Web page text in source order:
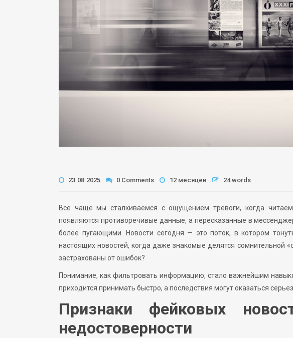
23.08.2025 0 Comments 12 месяцев 24 words
Все чаще мы сталкиваемся с ощущением тревоги, когда
появляются противоречивые данные, а пересказанные в
более пугающими. Новости сегодня — это поток, в котором
настоящих новостей, когда даже знакомые делятся сомнительной
застрахованы от ошибок?
Понимание, как фильтровать информацию, стало важнейшим
приходится принимать быстро, а последствия могут оказаться
Признаки фейковых
недостоверности